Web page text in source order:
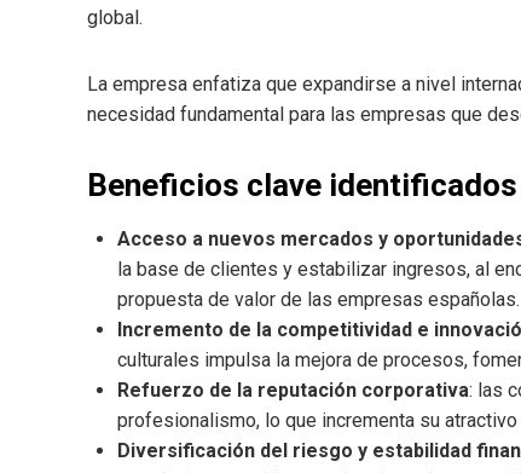
global.
La empresa enfatiza que expandirse a nivel
necesidad fundamental para las empresas que
Beneficios clave
Acceso a nuevos mercados y
la base de clientes y estabilizar ingresos, al
propuesta de valor de las empresas españolas.
Incremento de la competitividad e
culturales impulsa la mejora de procesos,
Refuerzo de la reputación corporativa: las
profesionalismo, lo que incrementa su
Diversificación del riesgo y estabilidad